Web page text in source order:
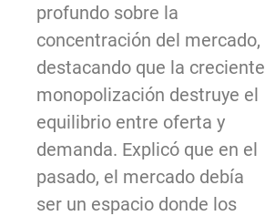
profundo sobre la
concentración del mercado,
destacando que la creciente
monopolización destruye el
equilibrio entre oferta y
demanda. Explicó que en el
pasado, el mercado debía
ser un espacio donde los